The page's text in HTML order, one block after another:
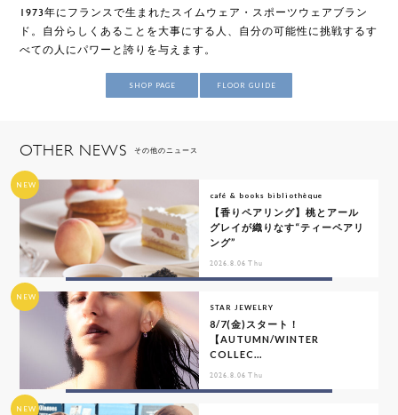
1973年にフランスで生まれたスイムウェア・スポーツウェアブラン
ド。自分らしくあることを大事にする人、自分の可能性に挑戦するす
べての人にパワーと誇りを与えます。
SHOP PAGE FLOOR GUIDE
OTHER NEWS その他のニュース
NEW
café & books bibliothèque
【香りペアリング】桃とアール
グレイが織りなす“ティーペアリ
ング”
2026.8.06 Thu
NEW
STAR JEWELRY
8/7(金)スタート！
【AUTUMN/WINTER
COLLEC...
2026.8.06 Thu
NEW